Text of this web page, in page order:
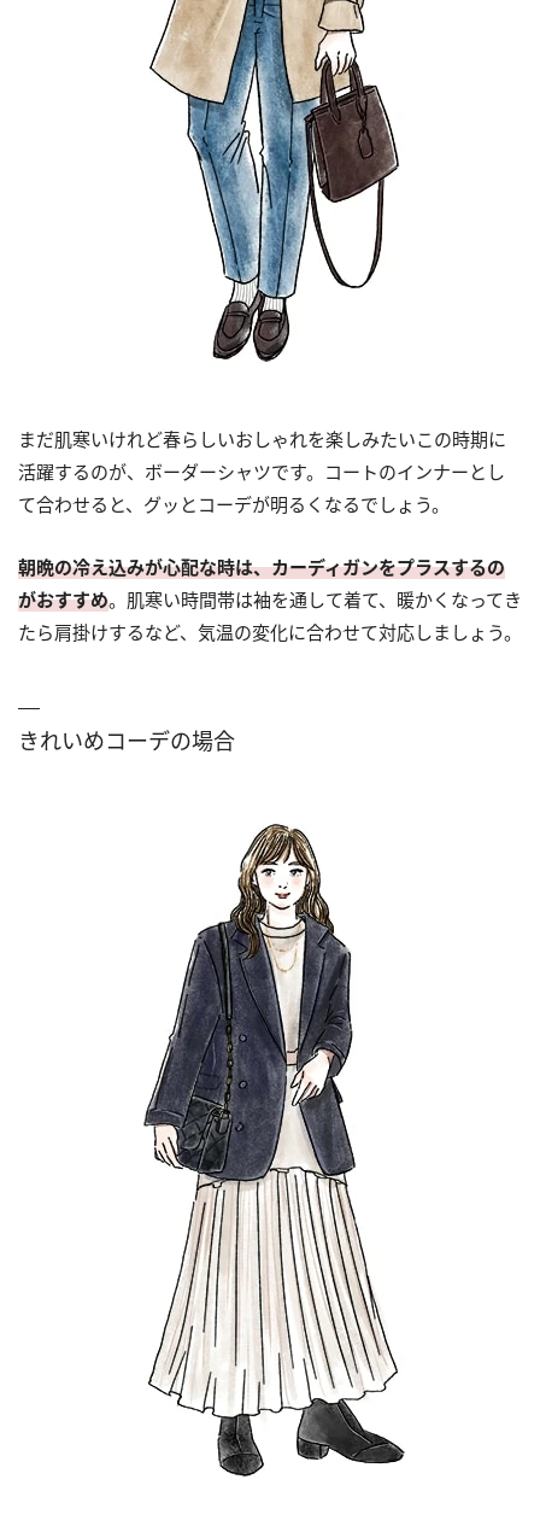
まだ肌寒いけれど春らしいおしゃれを楽しみたいこの時期に
活躍するのが、ボーダーシャツです。コートのインナーとし
て合わせると、グッとコーデが明るくなるでしょう。
朝晩の冷え込みが心配な時は、カーディガンをプラスするの
がおすすめ。肌寒い時間帯は袖を通して着て、暖かくなってき
たら肩掛けするなど、気温の変化に合わせて対応しましょう。
きれいめコーデの場合